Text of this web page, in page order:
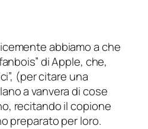
abbiamo a che
di Apple, che,
(per citare una
a vanvera di cose
recitando il copione
preparato per loro.